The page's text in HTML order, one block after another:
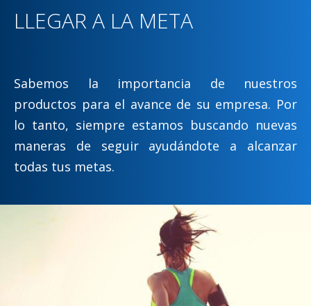
LLEGAR A LA META
Sabemos la importancia de nuestros
productos para el avance de su empresa. Por
lo tanto, siempre estamos buscando nuevas
maneras de seguir ayudándote a alcanzar
todas tus metas.